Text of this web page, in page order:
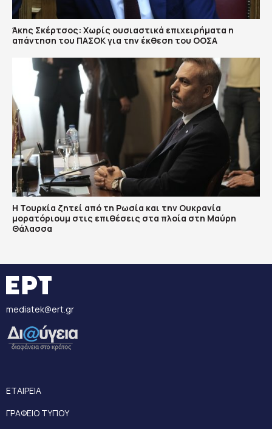
Άκης Σκέρτσος: Χωρίς ουσιαστικά επιχειρήματα η
απάντηση του ΠΑΣΟΚ για την έκθεση του ΟΟΣΑ
Η Τουρκία ζητεί από τη Ρωσία και την Ουκρανία
μορατόριουμ στις επιθέσεις στα πλοία στη Μαύρη
Θάλασσα
mediatek@ert.gr
ΕΤΑΙΡΕΙΑ
ΓΡΑΦΕΙΟ ΤΥΠΟΥ